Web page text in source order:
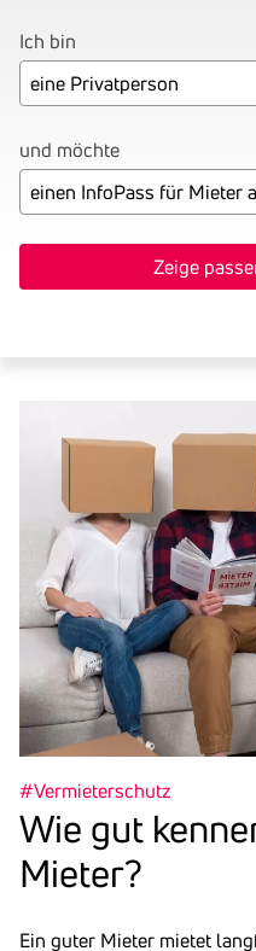
d
u
c
t
S
e
e
B
l
o
c
k
Ich bin
und möchte
Zeige
#Vermieterschutz
Wie gut
Mieter?
Ein guter Mieter mietet